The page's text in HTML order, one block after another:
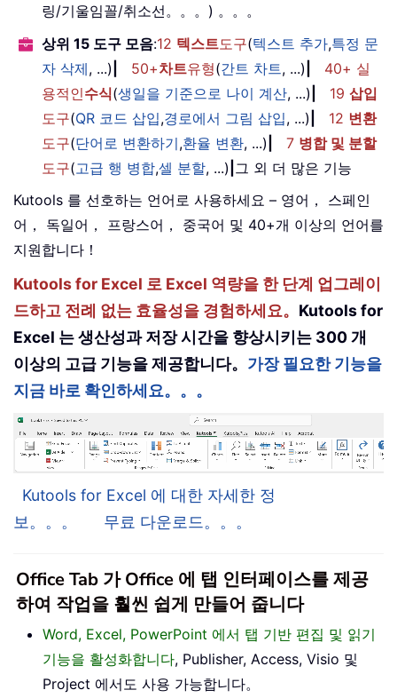
링/기울임꼴/취소선。。。) 。。。
상위 15 도구 모음:12 텍스트도구(텍스트 추가,특정 문
자 삭제, ...) 50+차트유형(간트 차트, ...)
40+ 실
용적인수식(생일을 기준으로 나이 계산, ...) 19 삽입
도구(QR 코드 삽입,경로에서 그림 삽입, ...) 12 변환
도구(단어로 변환하기,환율 변환, ...) 7 병합 및 분할
도구(고급 행 병합,셀 분할, ...) 그 외 더 많은 기능
Kutools 를 선호하는 언어로 사용하세요 – 영어， 스페인
어， 독일어， 프랑스어， 중국어 및 40+개 이상의 언어를
지원합니다！
Kutools for Excel 로 Excel 역량을 한 단계 업그레이
드하고 전례 없는 효율성을 경험하세요。 Kutools for
Excel 는 생산성과 저장 시간을 향상시키는 300 개
이상의 고급 기능을 제공합니다。 가장 필요한 기능을
지금 바로 확인하세요。。。
Kutools for Excel 에 대한 자세한 정
보。。。
무료 다운로드。。。
Office Tab 가 Office 에 탭 인터페이스를 제공
하여 작업을 훨씬 쉽게 만들어 줍니다
Word, Excel, PowerPoint 에서 탭 기반 편집 및 읽기
기능을 활성화합니다, Publisher, Access, Visio 및
Project 에서도 사용 가능합니다。